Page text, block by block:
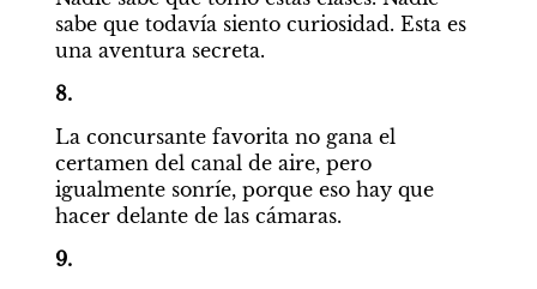
sabe que todavía siento curiosidad. Esta es
una aventura secreta.
8.
La concursante favorita no gana el
certamen del canal de aire, pero
igualmente sonríe, porque eso hay que
hacer delante de las cámaras.
9.